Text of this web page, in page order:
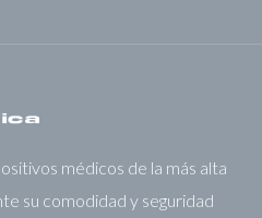
médicos de la más alta
su comodidad y seguridad